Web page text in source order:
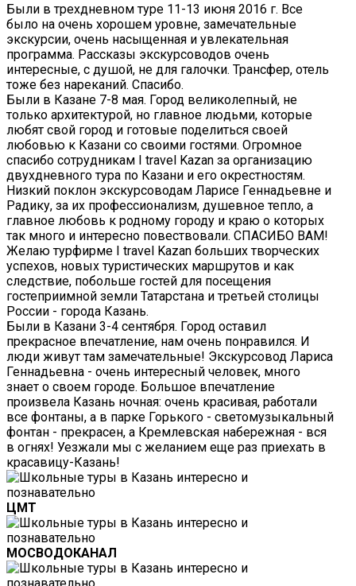
Были в трехдневном туре 11-13 июня 2016 г. Все
было на очень хорошем уровне, замечательные
экскурсии, очень насыщенная и увлекательная
программа. Рассказы экскурсоводов очень
интересные, с душой, не для галочки. Трансфер, отель
тоже без нареканий. Спасибо.
Были в Казане 7-8 мая. Город великолепный, не
только архитектурой, но главное людьми, которые
любят свой город и готовые поделиться своей
любовью к Казани со своими гостями. Огромное
спасибо сотрудникам I travel Kazan за организацию
двухдневного тура по Казани и его окрестностям.
Низкий поклон экскурсоводам Ларисе Геннадьевне и
Радику, за их профессионализм, душевное тепло, а
главное любовь к родному городу и краю о которых
так много и интересно повествовали. СПАСИБО ВАМ!
Желаю турфирме I travel Kazan больших творческих
успехов, новых туристических маршрутов и как
следствие, побольше гостей для посещения
гостеприимной земли Татарстана и третьей столицы
России - города Казань.
Были в Казани 3-4 сентября. Город оставил
прекрасное впечатление, нам очень понравился. И
люди живут там замечательные! Экскурсовод Лариса
Геннадьевна - очень интересный человек, много
знает о своем городе. Большое впечатление
произвела Казань ночная: очень красивая, работали
все фонтаны, а в парке Горького - светомузыкальный
фонтан - прекрасен, а Кремлевская набережная - вся
в огнях! Уезжали мы с желанием еще раз приехать в
красавицу-Казань!
ЦМТ
МОСВОДОКАНАЛ